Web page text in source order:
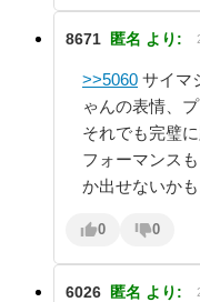
8671 匿名 より:
>>5060 サイマ
ゃんの表情、
それでも完璧
フォーマンス
か出せないかも
0 0
6026 匿名 より: